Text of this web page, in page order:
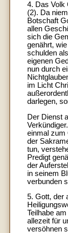
4. Das Volk
(2). Da
Botschaft
allen
sich die
genährt,
schulden
eigenen
nun durch
im Licht
darlegen,
Der Dienst
einmal zum
der
tun,
Predigt
der
in seinem
verbunden
5. Gott, der
Teilhabe
allezeit für
versöhnen